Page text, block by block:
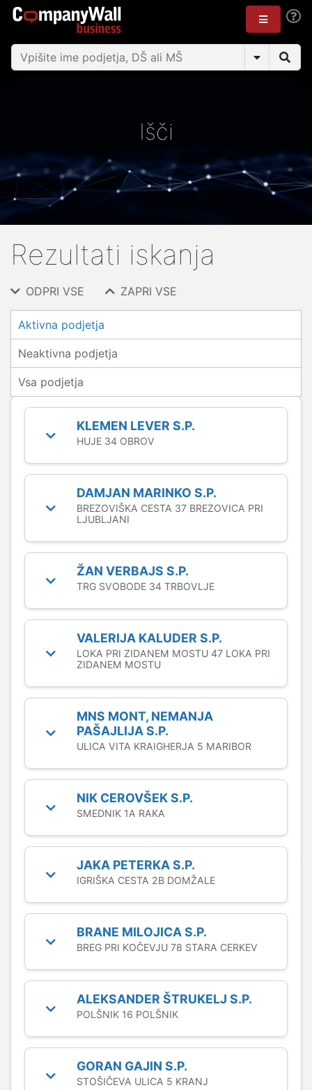
Išči
Rezultati iskanja
ODPRI VSE ZAPRI VSE
Aktivna podjetja
Neaktivna podjetja
Vsa podjetja
KLEMEN LEVER S.P.
HUJE 34 OBROV
DAMJAN MARINKO S.P.
BREZOVIŠKA CESTA 37 BREZOVICA PRI
LJUBLJANI
ŽAN VERBAJS S.P.
TRG SVOBODE 34 TRBOVLJE
VALERIJA KALUDER S.P.
LOKA PRI ZIDANEM MOSTU 47 LOKA PRI
ZIDANEM MOSTU
MNS MONT, NEMANJA
PAŠAJLIJA S.P.
ULICA VITA KRAIGHERJA 5 MARIBOR
NIK CEROVŠEK S.P.
SMEDNIK 1A RAKA
JAKA PETERKA S.P.
IGRIŠKA CESTA 2B DOMŽALE
BRANE MILOJICA S.P.
BREG PRI KOČEVJU 78 STARA CERKEV
ALEKSANDER ŠTRUKELJ S.P.
POLŠNIK 16 POLŠNIK
GORAN GAJIN S.P.
STOŠIČEVA ULICA 5 KRANJ